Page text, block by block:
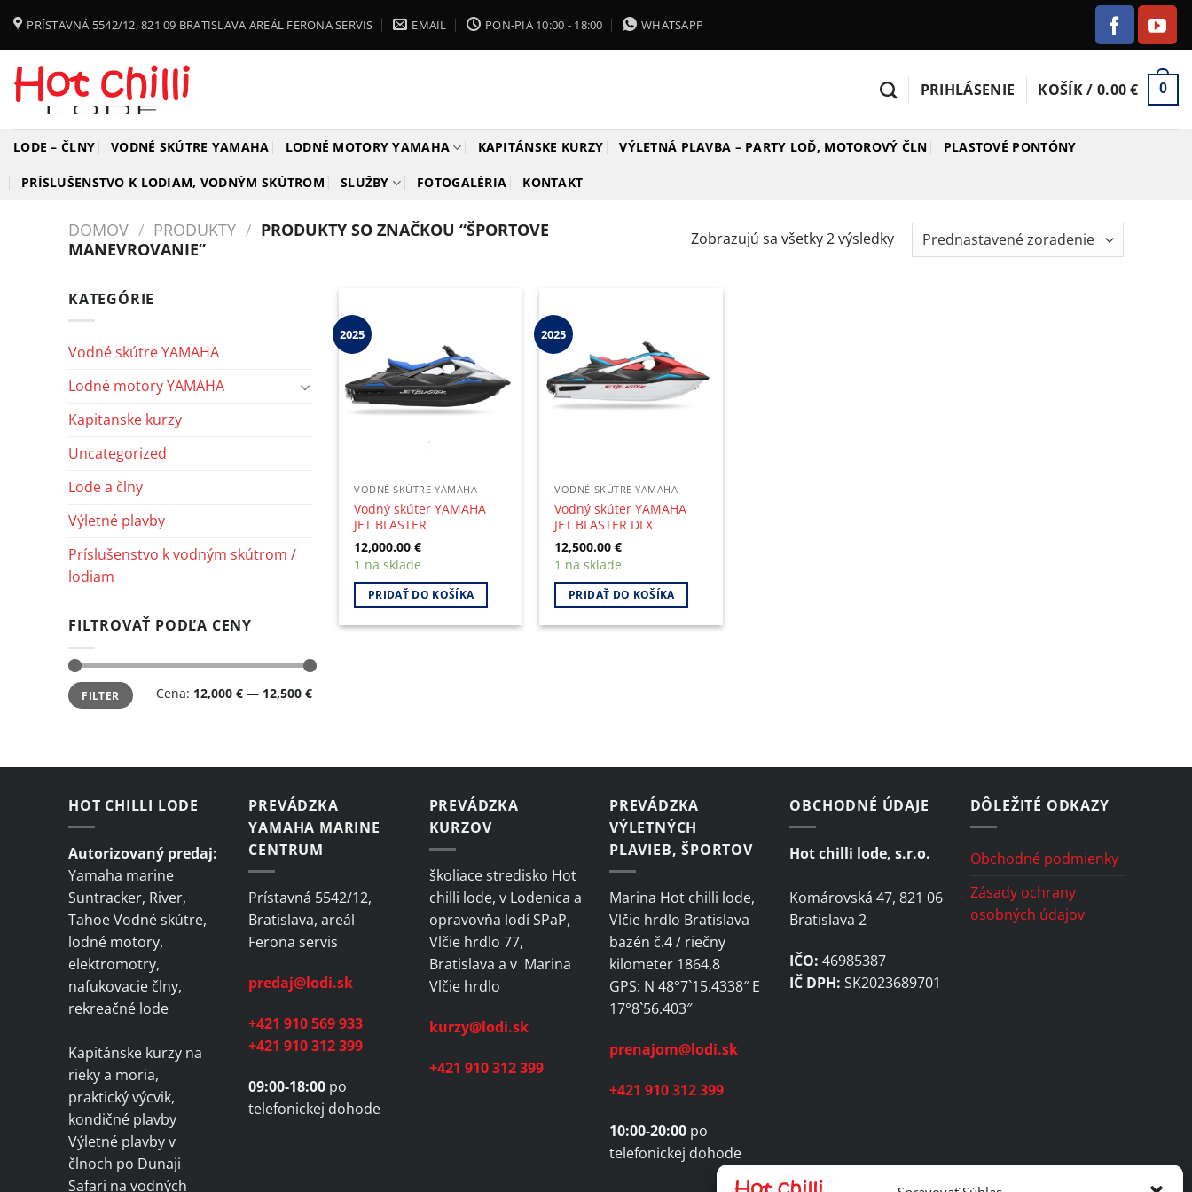
content
PRÍSTAVNÁ 5542/12, 821 09 BRATISLAVA AREÁL FERONA SERVIS EMAIL PON-PIA 10:00 - 18:00 WHATSAPP
PRIHLÁSENIE KOŠÍK / 0.00€ 0
LODE – ČLNY VODNÉ SKÚTRE YAMAHA LODNÉ MOTORY YAMAHA KAPITÁNSKE KURZY VÝLETNÁ PLAVBA – PARTY LOĎ, MOTOROVÝ ČLN PLASTOVÉ PONTÓNY
PRÍSLUŠENSTVO K LODIAM, VODNÝM SKÚTROM SLUŽBY FOTOGALÉRIA KONTAKT
DOMOV / PRODUKTY / PRODUKTY SO ZNAČKOU “ŠPORTOVE
MANEVROVANIE”
Zobrazujú sa všetky 2 výsledky
KATEGÓRIE
Vodné skútre YAMAHA
Lodné motory YAMAHA
Kapitanske kurzy
Uncategorized
Lode a člny
Výletné plavby
Príslušenstvo k vodným skútrom /
lodiam
FILTROVAŤ PODĽA CENY
Minimálna
cena
Maximálna
cenaFILTER Cena: 12,000 € — 12,500 €
2025
VODNÉ SKÚTRE YAMAHA
Vodný skúter YAMAHA
JET BLASTER
12,000.00€
1 na sklade
PRIDAŤ DO KOŠÍKA
2025
VODNÉ SKÚTRE YAMAHA
Vodný skúter YAMAHA
JET BLASTER DLX
12,500.00€
1 na sklade
PRIDAŤ DO KOŠÍKA
HOT CHILLI LODE
Autorizovaný predaj:
Yamaha marine
Suntracker, River,
Tahoe Vodné skútre,
lodné motory,
elektromotry,
nafukovacie člny,
rekreačné lode
Kapitánske kurzy na
rieky a moria,
praktický výcvik,
kondičné plavby
Výletné plavby v
člnoch po Dunaji
Safari na vodných
PREVÁDZKA
YAMAHA MARINE
CENTRUM
Prístavná 5542/12,
Bratislava, areál
Ferona servis
predaj@lodi.sk
+421 910 569 933
+421 910 312 399
09:00-18:00 po
telefonickej dohode
PREVÁDZKA
KURZOV
školiace stredisko Hot
chilli lode, v Lodenica a
opravovňa lodí SPaP,
Vlčie hrdlo 77,
Bratislava a v Marina
Vlčie hrdlo
kurzy@lodi.sk
+421 910 312 399
PREVÁDZKA
VÝLETNÝCH
PLAVIEB, ŠPORTOV
Marina Hot chilli lode,
Vlčie hrdlo Bratislava
bazén č.4 / riečny
kilometer 1864,8
GPS: N 48°7`15.4338″ E
17°8`56.403″
prenajom@lodi.sk
+421 910 312 399
10:00-20:00po
telefonickej dohode
OBCHODNÉ ÚDAJE
Hot chilli lode, s.r.o.
Komárovská 47, 821 06
Bratislava 2
IČO: 46985387
IČ DPH: SK2023689701
DÔLEŽITÉ ODKAZY
Obchodné podmienky
Zásady ochrany
osobných údajov